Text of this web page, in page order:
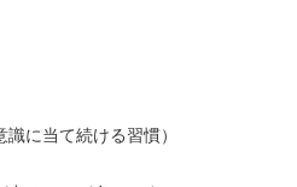
に当て続ける習慣）